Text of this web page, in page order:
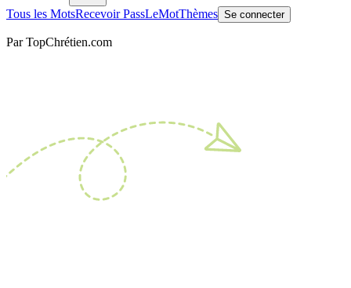
Tous les MotsRecevoir PassLeMotThèmes Se connecter
Par TopChrétien.com